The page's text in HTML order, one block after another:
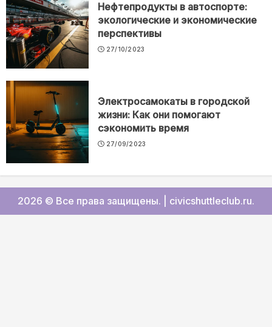
Нефтепродукты в автоспорте:
экологические и экономические
перспективы
27/10/2023
Электросамокаты в городской
жизни: Как они помогают
сэкономить время
27/09/2023
2026 © Все права защищены. civicshuttleclub.ru.